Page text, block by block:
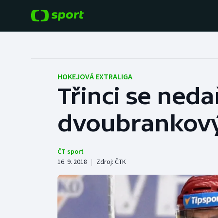
Hokej
Tenis
Cyklistika
Baseball a softbal
Basketbal
Boby a skeleton
HOKEJOVÁ EXTRALIGA
Třinci se
ČT sport
16. 9. 2018 | Zdroj: ČTK